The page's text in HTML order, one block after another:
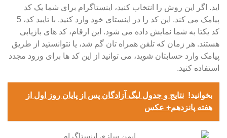
اید. اگر این روش را انتخاب کنید، اینستاگرام برای شما یک کد
پیامک می کند. این کد را در اینستای خود وارد کنید. با تایید کد، 5
کد یکتا به شما نمایش داده می شود. این ارقام، کد های بازیابی
هستند. هر زمان که تلفن همراه تان گم شد، یا نتوانستید از طریق
پیامک وارد حسابتان شوید، می توانید از این کد ها برای ورود مجدد
استفاده کنید.
بخوانید! نتایج و جدول لیگ آزادگان پس از پایان روز اول از
هفته پانزدهم+ عکس